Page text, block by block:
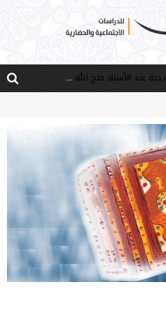
من هو فتح الله كولن مؤسس حركة الخدمة؟
حكيما
وسببه